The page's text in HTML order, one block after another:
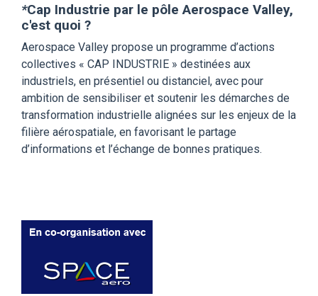
*Cap Industrie par le pôle Aerospace Valley,
c'est quoi ?
Aerospace Valley propose un programme d’actions
collectives « CAP INDUSTRIE » destinées aux
industriels, en présentiel ou distanciel, avec pour
ambition de sensibiliser et soutenir les démarches de
transformation industrielle alignées sur les enjeux de la
filière aérospatiale, en favorisant le partage
d’informations et l’échange de bonnes pratiques.